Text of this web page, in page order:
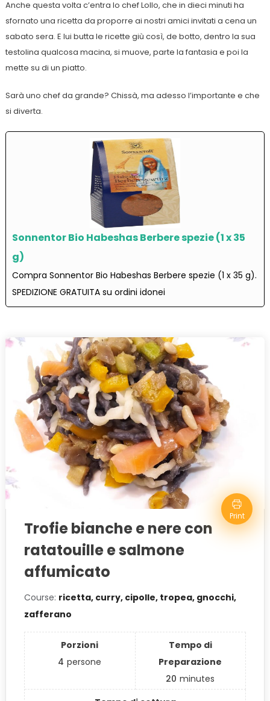
Anche questa volta c’entra lo chef Lollo, che in dieci minuti ha
sfornato una ricetta da proporre ai nostri amici invitati a cena un
sabato sera. E lui butta le ricette giù così, de botto, dentro la sua
testolina qualcosa macina, si muove, parte la fantasia e poi la
mette su di un piatto.
Sarà uno chef da grande? Chissà, ma adesso l’importante e che
si diverta.
Sonnentor Bio Habeshas Berbere spezie (1 x 35
g)
Compra Sonnentor Bio Habeshas Berbere spezie (1 x 35 g).
SPEDIZIONE GRATUITA su ordini idonei
Print
Trofie bianche e nere con
ratatouille e salmone
affumicato
Course: ricetta, curry, cipolle, tropea, gnocchi,
zafferano
Porzioni
4 persone
Tempo di
Preparazione
20 minutes